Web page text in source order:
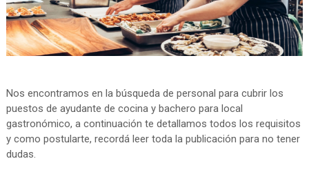
Nos encontramos en la búsqueda de personal para cubrir los
puestos de ayudante de cocina y bachero para local
gastronómico, a continuación te detallamos todos los requisitos
y como postularte, recordá leer toda la publicación para no tener
dudas.